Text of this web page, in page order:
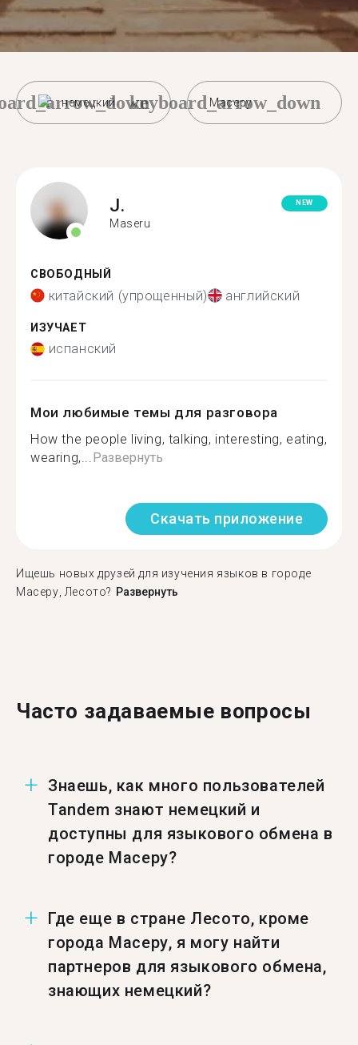
немецкий Масеру
keyboard_arrow_down
J.
Maseru
NEW
СВОБОДНЫЙ
китайский (упрощенный) английский
ИЗУЧАЕТ
испанский
Мои любимые темы для разговора
How the people living, talking, interesting, eating,
wearing,...Развернуть
Скачать приложение
Ищешь новых друзей для изучения языков в городе
Масеру, Лесото? Развернуть
Часто задаваемые вопросы
Знаешь, как много пользователей
Tandem знают немецкий и
доступны для языкового обмена в
городе Масеру?
знающих немецкий и доступных для
языкового обмена — 1.
Где еще в стране Лесото, кроме
города Масеру, я могу найти
партнеров для языкового обмена,
знающих немецкий?